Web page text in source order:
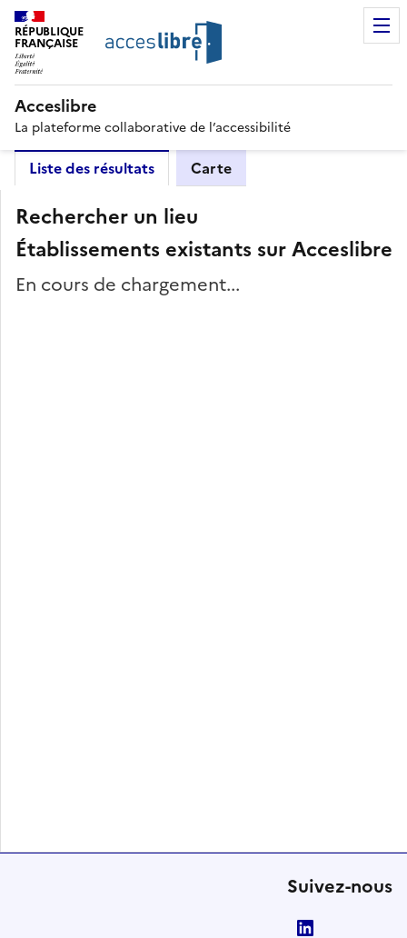
RÉPUBLIQUE
FRANÇAISE
Acceslibre
La plateforme collaborative de l’accessibilité
Liste des résultats Carte
Rechercher un lieu
Établissements existants sur Acceslibre
En cours de chargement...
Suivez-nous